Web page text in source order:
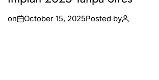
on October 15, 2025Posted by